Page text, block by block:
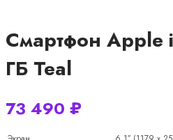
Смартфон Apple
ГБ Teal
73 490 ₽